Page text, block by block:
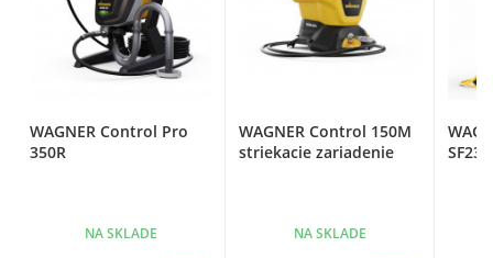
WAGNER Control Pro
350R
NA SKLADE
WAGNER Control 150M
striekacie zariadenie
NA SKLADE
SF23